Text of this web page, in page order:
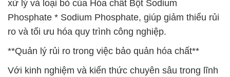
xử lý và loại bỏ của Hóa chất Bột Sodium
Phosphate * Sodium Phosphate, giúp giảm thiểu rủi
ro và tối ưu hóa quy trình công nghiệp.
**Quản lý rủi ro trong việc bảo quản hóa chất**
Với kinh nghiệm và kiến thức chuyên sâu trong lĩnh